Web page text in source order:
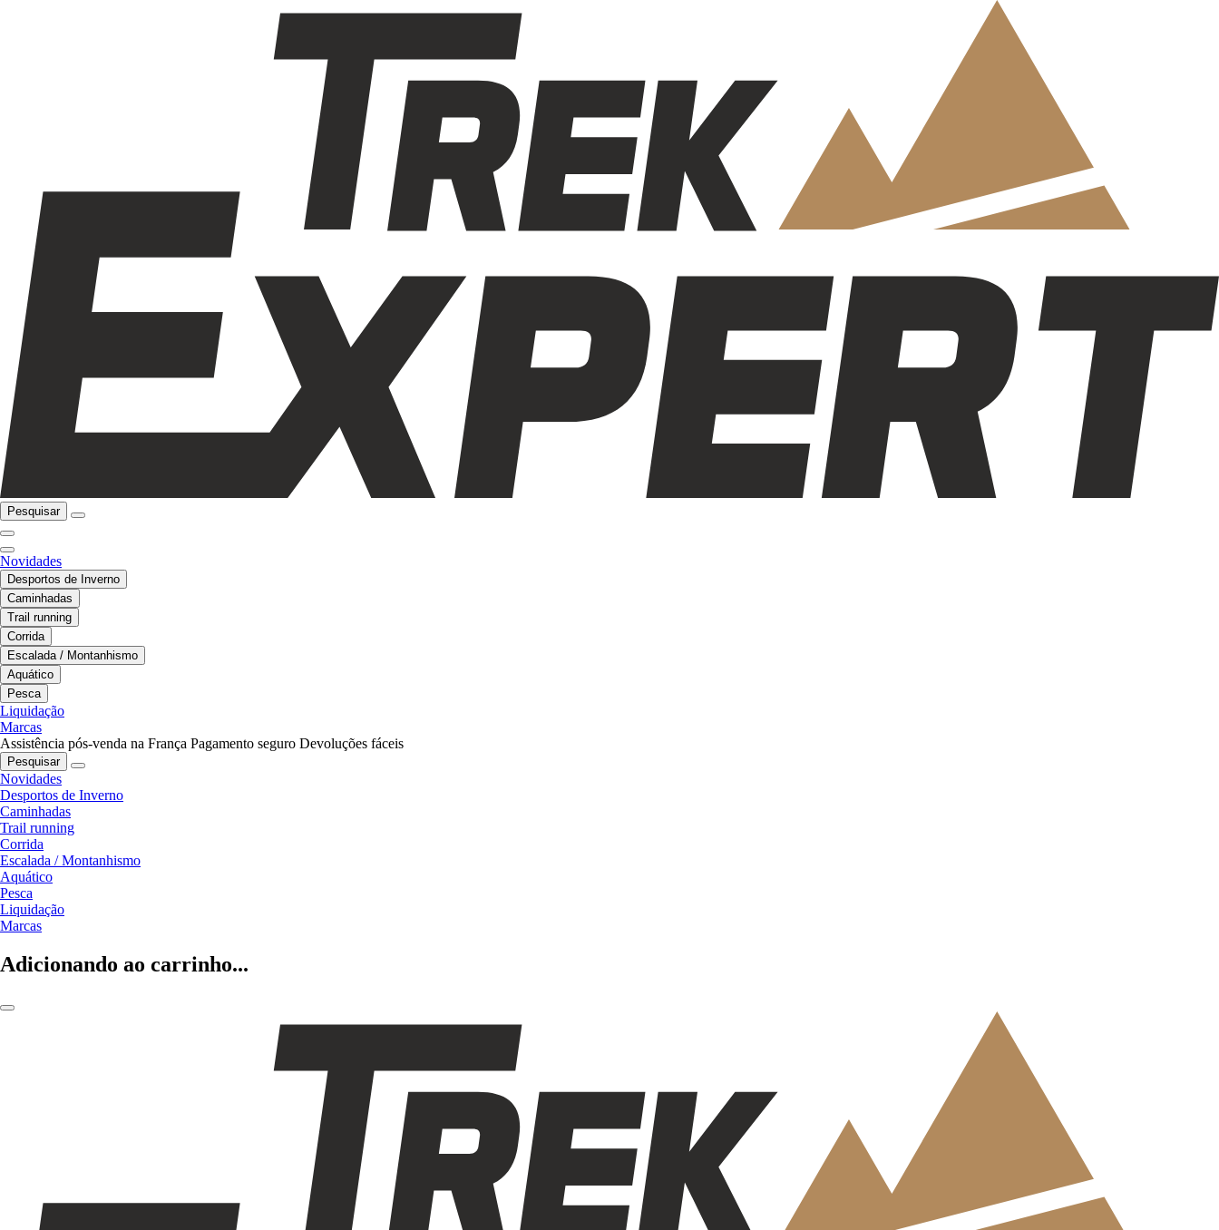
Pesquisar
Novidades
Desportos de Inverno
Caminhadas
Trail running
Corrida
Escalada / Montanhismo
Aquático
Pesca
Liquidação
Marcas
Assistência pós-venda na França Pagamento seguro Devoluções fáceis
Pesquisar
Novidades
Desportos de Inverno
Caminhadas
Trail running
Corrida
Escalada / Montanhismo
Aquático
Pesca
Liquidação
Marcas
Adicionando ao carrinho...